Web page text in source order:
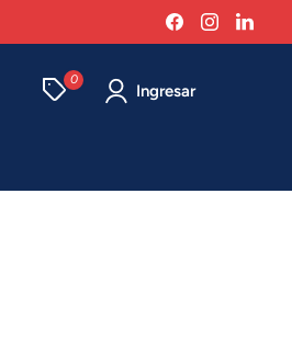
Encuéntrenos
en
en
0
Ingresar